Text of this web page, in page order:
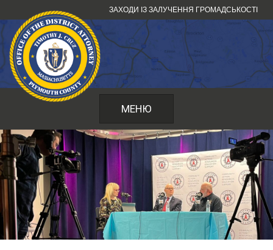
до
змісту
ЗАХОДИ ІЗ ЗАЛУЧЕННЯ ГРОМАДСЬКОСТІ
МЕНЮ